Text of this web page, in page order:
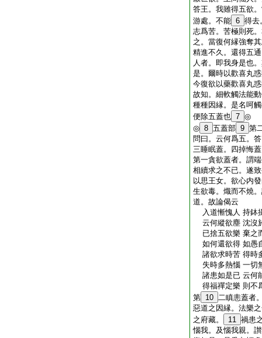
答王。我雖得五欲
游處。不能 6 得去
志爲苦。苦極則死
之。當復何縁強奪
精進不久。還得五
人者。即我身是也
是。爾時以歡喜丸
今復欲以藥歡喜丸
故知。細軟觸法能
種種因縁。是名呵
便除五蓋也 7 ◎
◎ 8 五蓋部 9 第
問曰。云何爲五。
三睡眠蓋。四掉悔
第一貪欲蓋者。謂
相續求之不已。遂
以思王女。欲心内
生欲毒。熾而不燒
道。故論偈云
入道慚愧人 持鉢
云何縱欲塵 沈沒
已捨五欲樂 棄之
如何還欲得 如愚
諸欲求時苦 得時
失時多熱惱 一切
諸患如是已 云何
得福禪定樂 則不
第 10 二瞋恚蓋者
惡道之因縁。法樂
之府藏。
11 禍患
惱我。及惱我親。